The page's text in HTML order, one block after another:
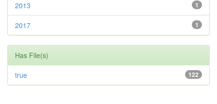
1
2013
1
2017
Has File(s)
122
true